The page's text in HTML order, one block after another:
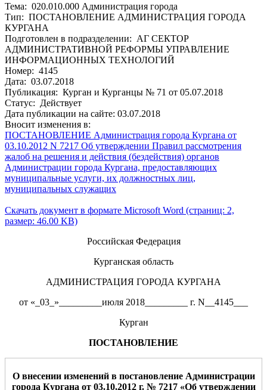
Тема: 020.010.000 Администрация города
Тип: ПОСТАНОВЛЕНИЕ АДМИНИСТРАЦИЯ ГОРОДА
КУРГАНА
Подготовлен в подразделении: АГ СЕКТОР
АДМИНИСТРАТИВНОЙ РЕФОРМЫ УПРАВЛЕНИЕ
ИНФОРМАЦИОННЫХ ТЕХНОЛОГИЙ
Номер: 4145
Дата: 03.07.2018
Публикация: Курган и Курганцы № 71 от 05.07.2018
Статус: Действует
Дата публикации на сайте: 03.07.2018
Вносит изменения в:
ПОСТАНОВЛЕНИЕ Администрация города Кургана от
03.10.2012 N 7217 Об утверждении Правил рассмотрения
жалоб на решения и действия (бездействия) органов
Администрации города Кургана, предоставляющих
муниципальные услуги, их должностных лиц,
муниципальных служащих
Скачать документ в формате Microsoft Word (страниц: 2,
размер: 46.00 KB)
Российская Федерация
Курганская область
АДМИНИСТРАЦИЯ ГОРОДА КУРГАНА
от «_03_»_________июля 2018_________ г. N__4145___
Курган
ПОСТАНОВЛЕНИЕ
О внесении изменений в постановление Администрации
города Кургана от 03.10.2012 г. № 7217 «Об утверждении